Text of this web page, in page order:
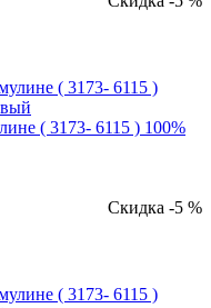
( 3173- 6115 ) 100%
Скидка -5 %